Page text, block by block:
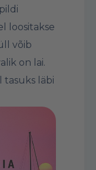
loositakse
võib
on lai.
tasuks läbi